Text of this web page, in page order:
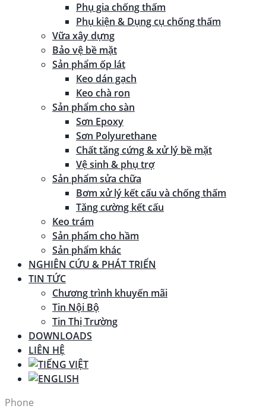
Phụ gia chống thấm
Phụ kiện & Dụng cụ chống thấm
Vữa xây dựng
Bảo vệ bề mặt
Sản phẩm ốp lát
Keo dán gạch
Keo chà ron
Sản phẩm cho sàn
Sơn Epoxy
Sơn Polyurethane
Chất tăng cứng & xử lý bề mặt
Vệ sinh & phụ trợ
Sản phẩm sửa chữa
Bơm xử lý kết cấu và chống thấm
Tăng cường kết cấu
Keo trám
Sản phẩm cho hầm
Sản phẩm khác
NGHIÊN CỨU & PHÁT TRIỂN
TIN TỨC
Chương trình khuyến mãi
Tin Nội Bộ
Tin Thị Trường
DOWNLOADS
LIÊN HỆ
Phone